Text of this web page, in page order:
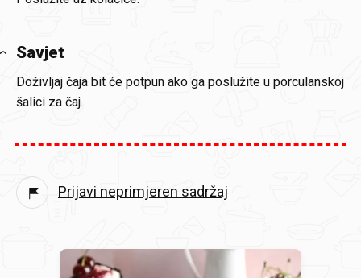
Savjet
Doživljaj čaja bit će potpun ako ga poslužite u porculanskoj
šalici za čaj.
Prijavi neprimjeren sadržaj